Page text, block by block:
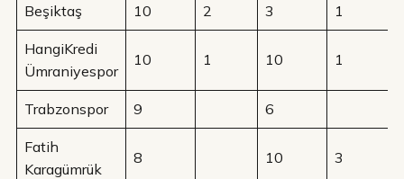
Beşiktaş 10 2 3 1
HangiKredi
Ümraniyespor
10 1 10 1
Trabzonspor 9 6
Fatih
Karagümrük
8 10 3